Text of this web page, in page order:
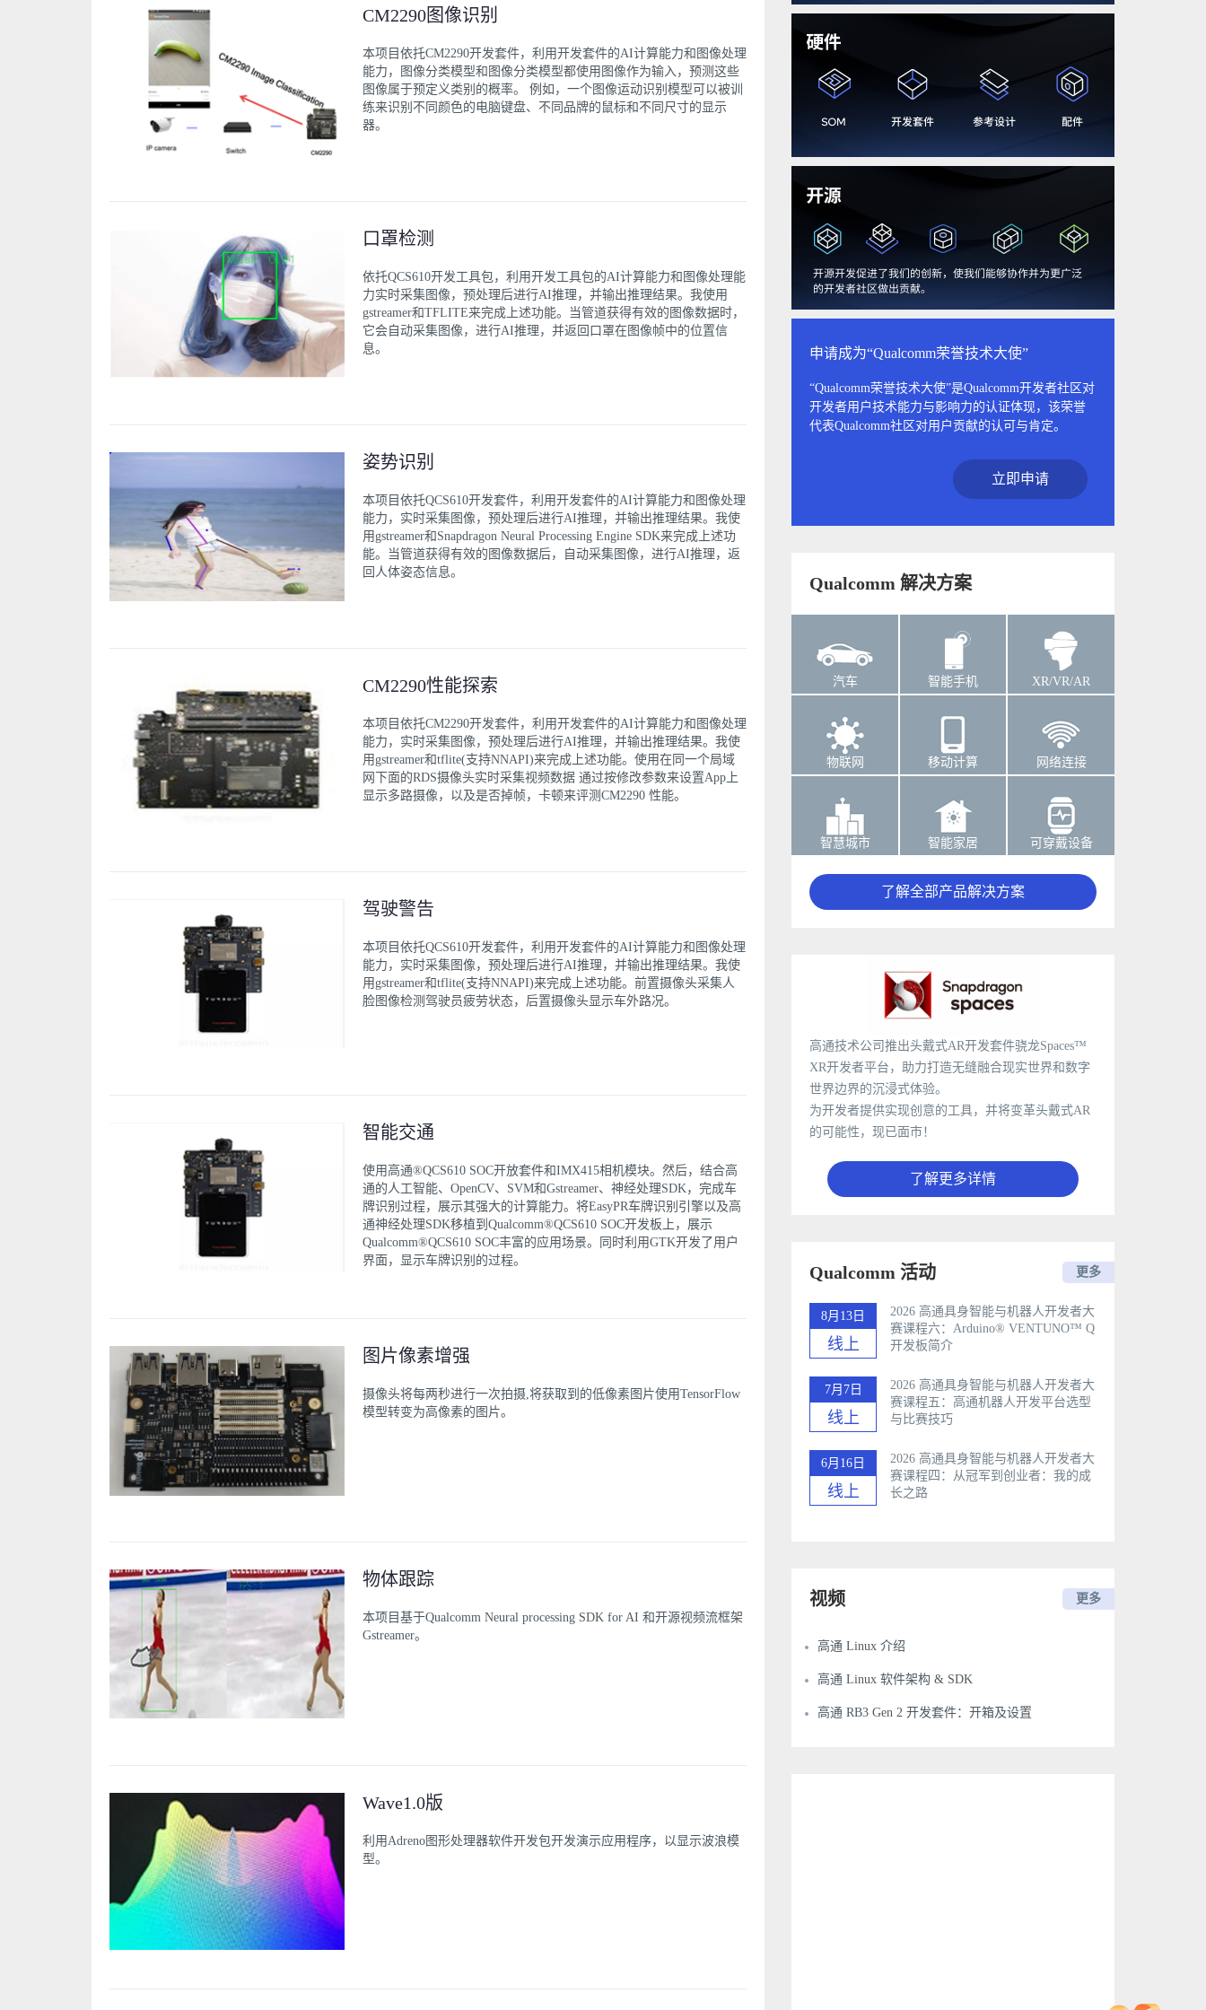
CM2290图像识别
本项目依托CM2290开发套件，利用开发套件的AI计算能力和图像处理
能力，图像分类模型和图像分类模型都使用图像作为输入，预测这些
图像属于预定义类别的概率。 例如，一个图像运动识别模型可以被训
练来识别不同颜色的电脑键盘、不同品牌的鼠标和不同尺寸的显示
器。
口罩检测
依托QCS610开发工具包，利用开发工具包的AI计算能力和图像处理能
力实时采集图像，预处理后进行AI推理，并输出推理结果。我使用
gstreamer和TFLITE来完成上述功能。当管道获得有效的图像数据时，
它会自动采集图像，进行AI推理，并返回口罩在图像帧中的位置信
息。
姿势识别
本项目依托QCS610开发套件，利用开发套件的AI计算能力和图像处理
能力，实时采集图像，预处理后进行AI推理，并输出推理结果。我使
用gstreamer和Snapdragon Neural Processing Engine SDK来完成上述功
能。当管道获得有效的图像数据后，自动采集图像，进行AI推理，返
回人体姿态信息。
CM2290性能探索
本项目依托CM2290开发套件，利用开发套件的AI计算能力和图像处理
能力，实时采集图像，预处理后进行AI推理，并输出推理结果。我使
用gstreamer和tflite(支持NNAPI)来完成上述功能。使用在同一个局域
网下面的RDS摄像头实时采集视频数据 通过按修改参数来设置App上
显示多路摄像，以及是否掉帧，卡顿来评测CM2290 性能。
驾驶警告
本项目依托QCS610开发套件，利用开发套件的AI计算能力和图像处理
能力，实时采集图像，预处理后进行AI推理，并输出推理结果。我使
用gstreamer和tflite(支持NNAPI)来完成上述功能。前置摄像头采集人
脸图像检测驾驶员疲劳状态，后置摄像头显示车外路况。
智能交通
使用高通®QCS610 SOC开放套件和IMX415相机模块。然后，结合高
通的人工智能、OpenCV、SVM和Gstreamer、神经处理SDK，完成车
牌识别过程，展示其强大的计算能力。将EasyPR车牌识别引擎以及高
通神经处理SDK移植到Qualcomm®QCS610 SOC开发板上，展示
Qualcomm®QCS610 SOC丰富的应用场景。同时利用GTK开发了用户
界面，显示车牌识别的过程。
图片像素增强
摄像头将每两秒进行一次拍摄,将获取到的低像素图片使用TensorFlow
模型转变为高像素的图片。
物体跟踪
本项目基于Qualcomm Neural processing SDK for AI 和开源视频流框架
Gstreamer。
Wave1.0版
利用Adreno图形处理器软件开发包开发演示应用程序，以显示波浪模
型。
申请成为“Qualcomm荣誉技术大使”
“Qualcomm荣誉技术大使”是Qualcomm开发者社区对
开发者用户技术能力与影响力的认证体现，该荣誉
代表Qualcomm社区对用户贡献的认可与肯定。
立即申请
Qualcomm 解决方案
汽车 智能手机 XR/VR/AR
物联网 移动计算 网络连接
智慧城市 智能家居 可穿戴设备
了解全部产品解决方案
高通技术公司推出头戴式AR开发套件骁龙Spaces™
XR开发者平台，助力打造无缝融合现实世界和数字
世界边界的沉浸式体验。
为开发者提供实现创意的工具，并将变革头戴式AR
的可能性，现已面市！
了解更多详情
Qualcomm 活动 更多
8月13日
线上
2026 高通具身智能与机器人开发者大
赛课程六：Arduino®️ VENTUNO™ Q
开发板简介
7月7日
线上
2026 高通具身智能与机器人开发者大
赛课程五：高通机器人开发平台选型
与比赛技巧
6月16日
线上
2026 高通具身智能与机器人开发者大
赛课程四：从冠军到创业者：我的成
长之路
视频 更多
高通 Linux 介绍
高通 Linux 软件架构 & SDK
高通 RB3 Gen 2 开发套件：开箱及设置